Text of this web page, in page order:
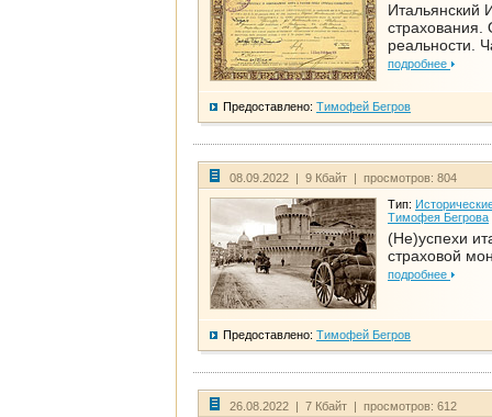
Итальянский
страхования.
реальности.
подробнее
Предоставлено: Тимофей Бегров
08.09.2022 | 9 Кбайт | просмотров: 804
Тип:
Тимофея Бегрова
(Не)успехи
страховой
подробнее
Предоставлено: Тимофей Бегров
26.08.2022 | 7 Кбайт | просмотров: 612